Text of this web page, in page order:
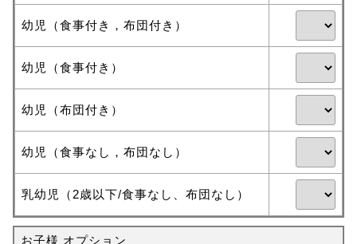
幼児（食事付き，布団付き）
幼児（食事付き）
幼児（布団付き）
幼児（食事なし，布団なし）
乳幼児（2歳以下/食事なし、布団なし）
お子様 オプション